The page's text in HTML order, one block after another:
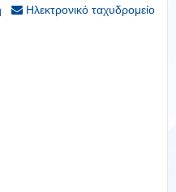
Ηλεκτρονικό ταχυδρομείο